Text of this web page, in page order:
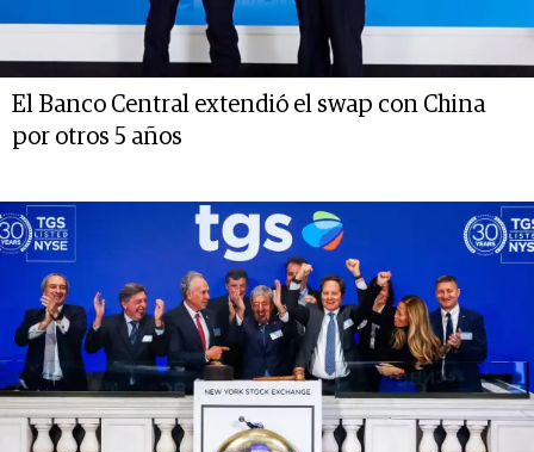
El Banco Central extendió el swap con China
por otros 5 años